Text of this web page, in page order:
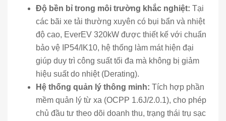
Độ bền bỉ trong môi trường khắc nghiệt: Tại
các bãi xe tải thường xuyên có bụi bẩn và nhiệt
độ cao, EverEV 320kW được thiết kế với chuẩn
bảo vệ IP54/IK10, hệ thống làm mát hiện đại
giúp duy trì công suất tối đa mà không bị giảm
hiệu suất do nhiệt (Derating).
Hệ thống quản lý thông minh: Tích hợp phần
mềm quản lý từ xa (OCPP 1.6J/2.0.1), cho phép
chủ đầu tư theo dõi doanh thu, trạng thái trụ sạc